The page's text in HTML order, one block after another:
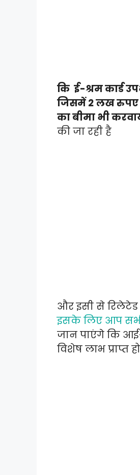
कि ई-श्रम कार्ड
जिसमें 2 लख रुपए
का बीमा भी
की जा रही है
और इसी से
इसके लिए आप
जान पाएंगे कि
विशेष लाभ प्राप्त